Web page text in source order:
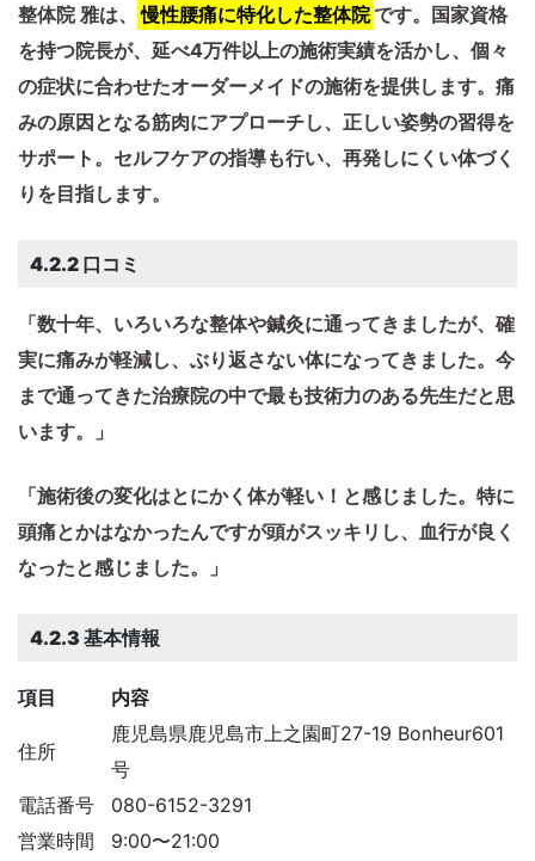
整体院 雅は、 慢性腰痛に特化した整体院です。​国家資格
を持つ院長が、延べ4万件以上の施術実績を活かし、個々
の症状に合わせたオーダーメイドの施術を提供します。​痛
みの原因となる筋肉にアプローチし、正しい姿勢の習得を
サポート。​セルフケアの指導も行い、再発しにくい体づく
りを目指します。​
4.2.2 口コミ
「数十年、いろいろな整体や鍼灸に通ってきましたが、確
実に痛みが軽減し、ぶり返さない体になってきました。今
まで通ってきた治療院の中で最も技術力のある先生だと思
います。」
「施術後の変化はとにかく体が軽い！と感じました。特に
頭痛とかはなかったんですが頭がスッキリし、血行が良く
なったと感じました。」
4.2.3 基本情報
項目 内容
住所
​鹿児島県鹿児島市上之園町27-19 Bonheur601
号
電話番号
​080-6152-3291
営業時間
9:00〜21:00